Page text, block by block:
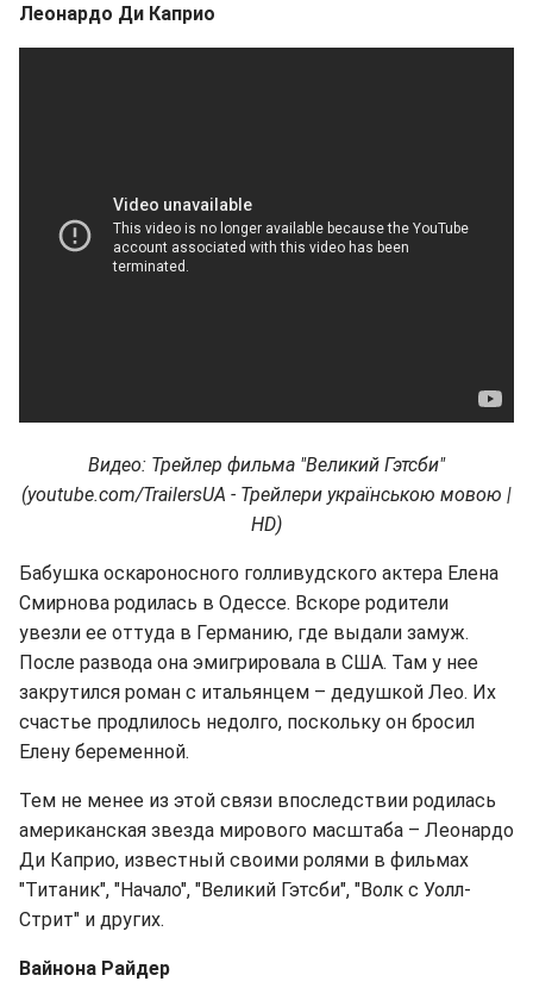
Леонардо Ди Каприо
Видео: Трейлер фильма "Великий Гэтсби"
(youtube.com/TrailersUA - Трейлери українською мовою |
HD)
Бабушка оскароносного голливудского актера Елена
Смирнова родилась в Одессе. Вскоре родители
увезли ее оттуда в Германию, где выдали замуж.
После развода она эмигрировала в США. Там у нее
закрутился роман с итальянцем – дедушкой Лео. Их
счастье продлилось недолго, поскольку он бросил
Елену беременной.
Тем не менее из этой связи впоследствии родилась
американская звезда мирового масштаба – Леонардо
Ди Каприо, известный своими ролями в фильмах
"Титаник", "Начало", "Великий Гэтсби", "Волк с Уолл-
Стрит" и других.
Вайнона Райдер